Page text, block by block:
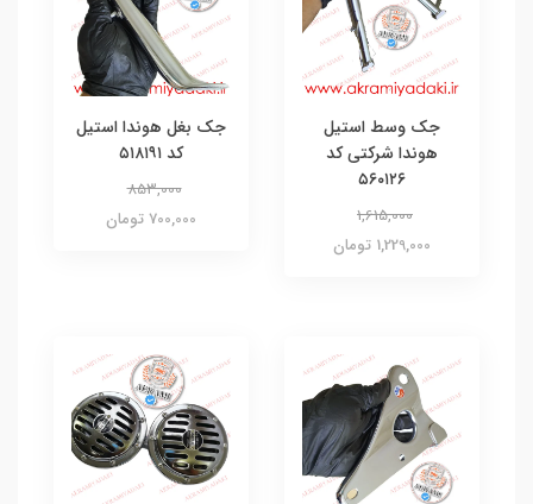
جک وسط استیل
هوندا شرکتی کد
۵۶۰۱۲۶
1,615,000
1,229,000 تومان
جک بغل هوندا استیل
کد ۵۱۸۱۹۱
853,000
700,000 تومان